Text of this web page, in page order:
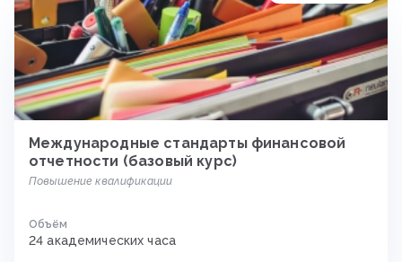
Международные стандарты финансовой
отчетности (базовый курс)
Повышение квалификации
Объём
24 академических часа